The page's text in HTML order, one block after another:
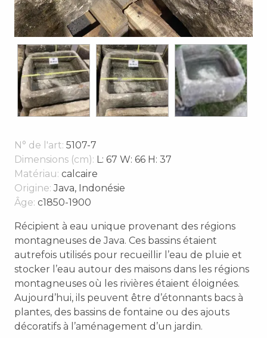
N° de l'art: 5107-7
Dimensions (cm): L: 67 W: 66 H: 37
Matériau: calcaire
Origine: Java, Indonésie
Âge: c1850-1900
Récipient à eau unique provenant des régions
montagneuses de Java. Ces bassins étaient
autrefois utilisés pour recueillir l’eau de pluie et
stocker l’eau autour des maisons dans les régions
montagneuses où les rivières étaient éloignées.
Aujourd’hui, ils peuvent être d’étonnants bacs à
plantes, des bassins de fontaine ou des ajouts
décoratifs à l’aménagement d’un jardin.